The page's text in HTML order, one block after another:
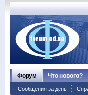
Форум
Сообщения за день
Что нового?